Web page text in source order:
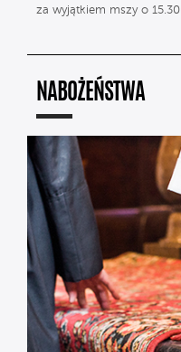
za wyjątkiem mszy o 15.30
NABOŻEŃSTWA